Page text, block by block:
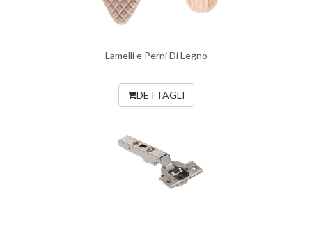
Lamelli e Perni Di Legno
DETTAGLI